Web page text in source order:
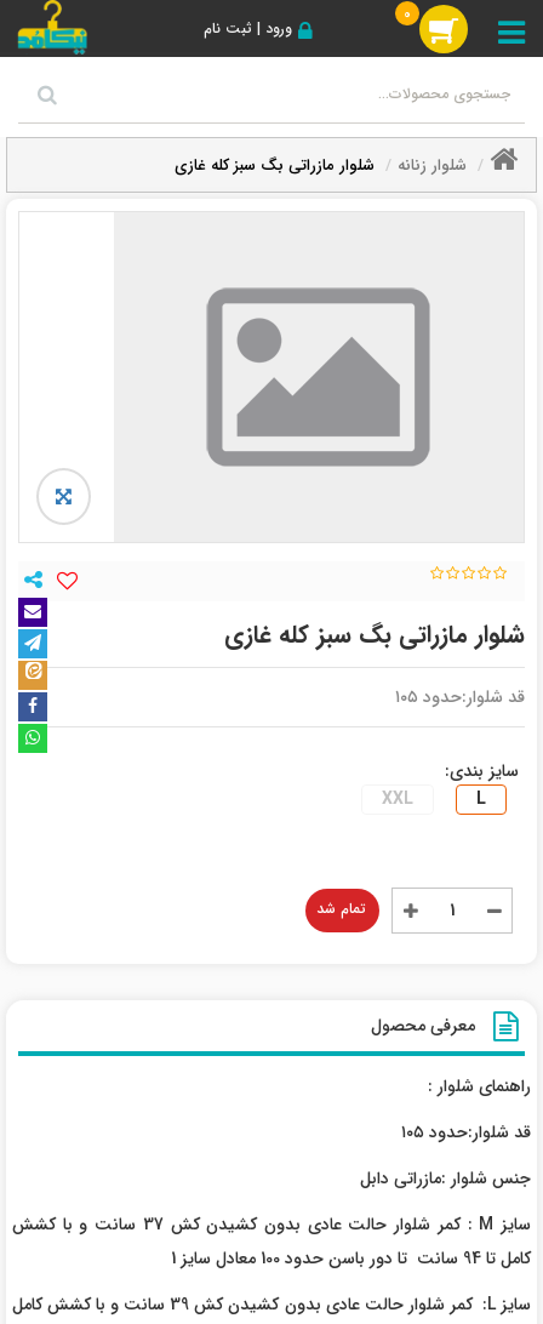
ورود | ثبت نام
0
شلوار زنانه شلوار مازراتی بگ سبز کله غازی
شلوار مازراتی بگ سبز کله غازی
قد شلوار:حدود ۱۰۵
سایز بندی:
L
XXL
تمام شد
معرفی محصول
راهنمای شلوار :
قد شلوار:حدود ۱۰۵
جنس شلوار :مازراتی دابل
سایز M : کمر شلوار حالت عادی بدون کشیدن کش 37 سانت و با کشش
کامل تا 94 سانت تا دور باسن حدود 100 معادل سایز 1
سایز L: کمر شلوار حالت عادی بدون کشیدن کش 39 سانت و با کشش کامل